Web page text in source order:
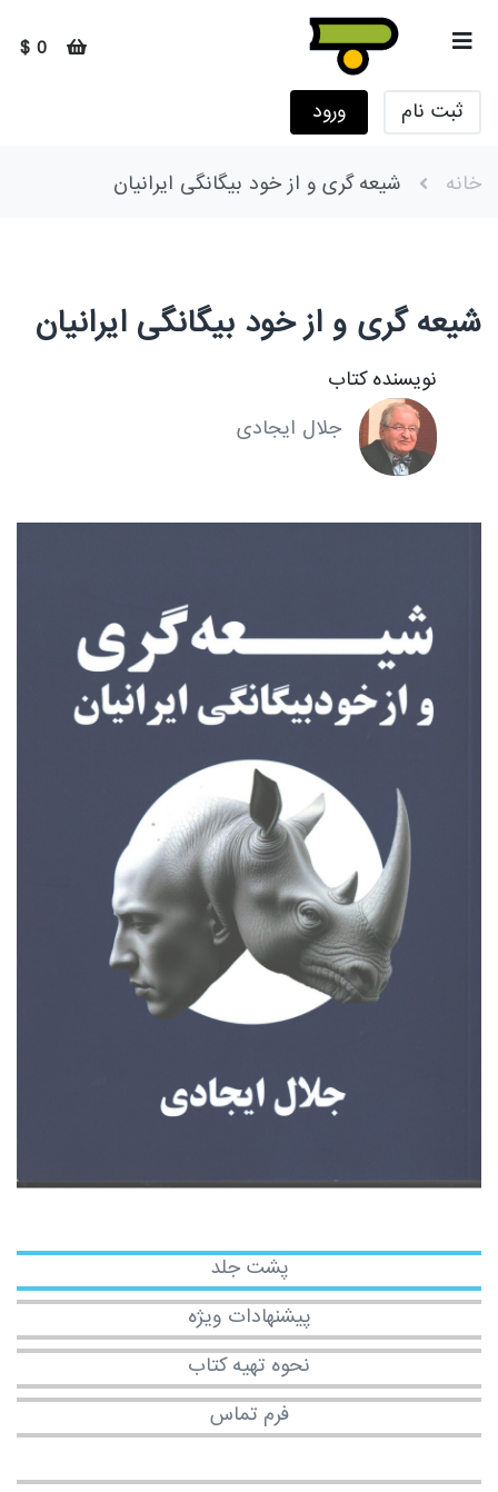
0 $
ثبت نام ورود
خانه شیعه گری و از خود بیگانگی ایرانیان
شیعه گری و از خود بیگانگی ایرانیان
نویسنده کتاب
جلال ایجادی
پشت جلد
پیشنهادات ویژه
نحوه تهیه کتاب
فرم تماس